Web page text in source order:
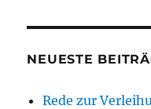
NEUESTE
Rede zur